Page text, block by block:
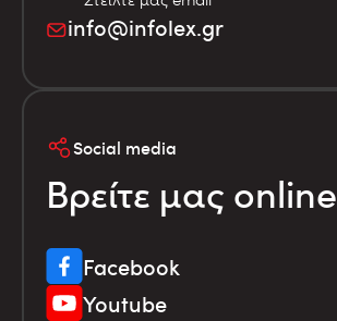
info@infolex.gr
Social media
Βρείτε μας online
Facebook
Youtube